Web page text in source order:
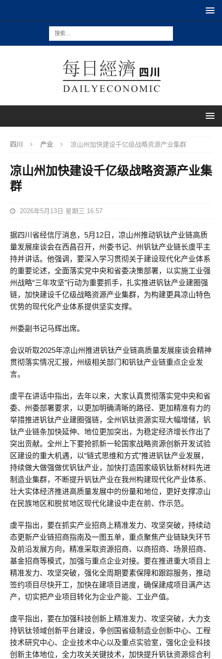
四川 产业 凉山州加快建设千亿级战略资源产业集群
凉山州加快建设千亿级战略资源产业集
群
2026年5月13日 星期三 16:57
据四川省经信厅消息，5月12日，凉山州推动钒钛产业链高质
量发展座谈会在西昌召开，州委书记、州钒钛产业链长虞平主
持并讲话。他强调，要深入学习贯彻关于建设现代化产业体系
的重要论述，全面落实党中央和省委决策部署，以实施工业强
州战略“三年攻坚”行动为重要抓手，扎实推进钒钛产业建圈强
链，加快建设千亿级战略资源产业集群，为构建更具凉山特色
优势的现代化产业体系提供坚实支撑。
州委副书记马辉出席。
会议听取2025年凉山州推进钒钛产业链高质量发展座谈会精神
贯彻落实情况汇报，州级相关部门和钒钛产业链重点企业发
言。
虞平在讲话中指出，去年以来，大家认真贯彻落实党中央和省
委、州委部署要求，以更加明确清晰的路径、更加精准有力的
举措推进钒钛产业建圈强链，全州钒钛资源实现大幅增储，钒
钛产业链条加快延伸、地位更加突出，为稳定经济增长作出了
突出贡献。全州上下要抢抓新一轮国家战略资源创新开发试验
区建设的重大机遇，以“链式思维和方式”推进钒钛产业发展，
持续做大做强做优钒钛产业，加快打造国家级钒钛新材料先进
制造业集群，不断提升钒钛产业在我州构建现代化产业体系、
壮大实体经济推进高质量发展中的份量和地位，更好支撑凉山
在民族地区和脱贫地区现代化建设中走在前、作示范。
虞平指出，要在抓实产业招商上精准发力、攻坚突破，持续动
态更新产业链招商指南及一图五单，重点聚焦产业链缺失环节
及前沿发展方向，精准采取资源招商、以商招商、场景招商、
基金招商等模式，加强与重点企业对接。要在推进重大项目上
精准发力、攻坚突破，强化全周期要素保障和跟踪服务，推动
签约项目尽快开工，加快在建项目进度，确保建成项目满产达
产，切实把产业项目转化为企业产能、工业产值。
虞平指出，要在加强科技创新上精准发力、攻坚突破，大力支
持钒钛领域创新平台建设，争创国省级制造业创新中心、工程
技术研究中心、企业技术中心以及重点实验室，强化企业科技
创新主体地位，全力攻关关键技术，加快提升钒钛资源综合利